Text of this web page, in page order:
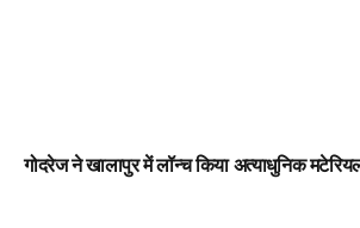
गोदरेज ने खालापुर में लॉन्च किया अत्याधुनिक